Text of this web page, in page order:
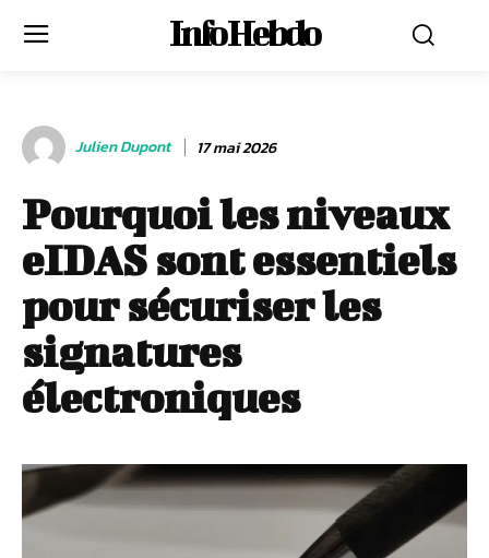
Info Hebdo
Julien Dupont 17 mai 2026
Pourquoi les niveaux
eIDAS sont essentiels
pour sécuriser les
signatures
électroniques